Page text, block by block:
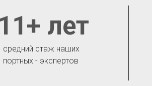
средний стаж наших
портных - экспертов
11+ лет